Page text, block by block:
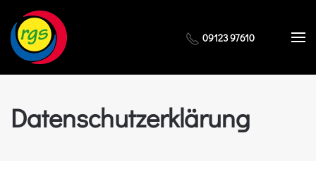
Zum Hauptinhalt springen 09123 97610
Datenschutzerklärung